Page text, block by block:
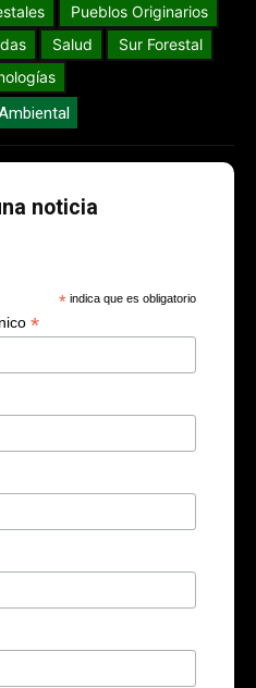
Pueblos Originarios
Salud
Sur Forestal
noticia
* indica que es obligatorio
*